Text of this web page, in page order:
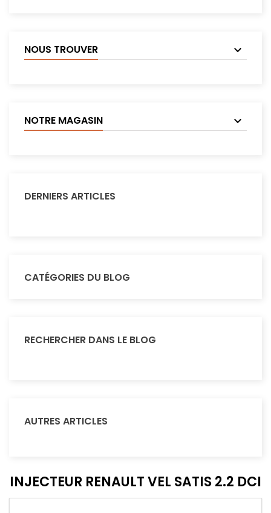
NOUS TROUVER
NOTRE MAGASIN
DERNIERS ARTICLES
CATÉGORIES DU BLOG
RECHERCHER DANS LE BLOG
AUTRES ARTICLES
INJECTEUR RENAULT VEL SATIS 2.2 DCI